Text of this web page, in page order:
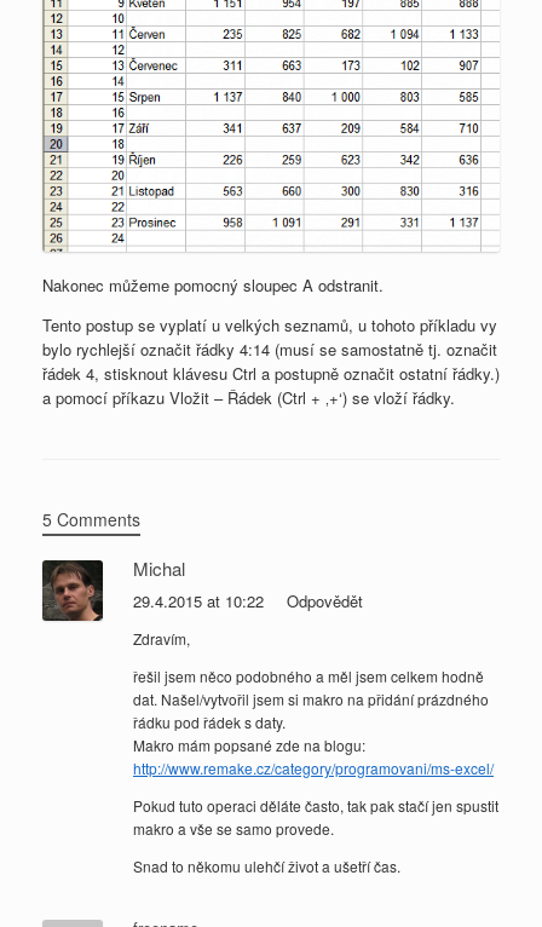
Nakonec můžeme pomocný sloupec A odstranit.
Tento postup se vyplatí u velkých seznamů, u tohoto příkladu vy
bylo rychlejší označit řádky 4:14 (musí se samostatně tj. označit
řádek 4, stisknout klávesu Ctrl a postupně označit ostatní řádky.)
a pomocí příkazu Vložit – Řádek (Ctrl + ‚+‘) se vloží řádky.
5 Comments
Michal
29.4.2015 at 10:22 Odpovědět
Zdravím,
řešil jsem něco podobného a měl jsem celkem hodně
dat. Našel/vytvořil jsem si makro na přidání prázdného
řádku pod řádek s daty.
Makro mám popsané zde na blogu:
http://www.remake.cz/category/programovani/ms-excel/
Pokud tuto operaci děláte často, tak pak stačí jen spustit
makro a vše se samo provede.
Snad to někomu ulehčí život a ušetří čas.